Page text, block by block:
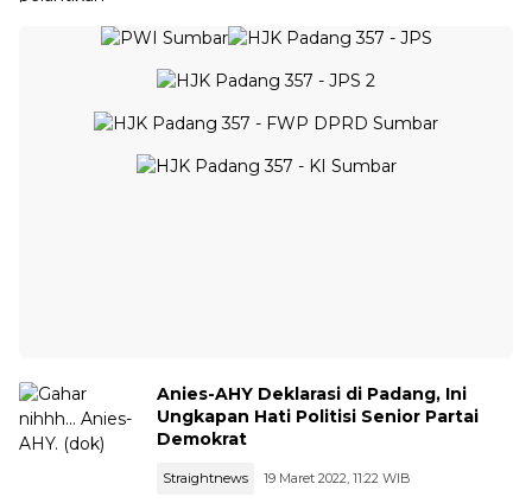
Anies-AHY Deklarasi di Padang, Ini
Ungkapan Hati Politisi Senior Partai
Demokrat
Straightnews 19 Maret 2022, 11:22 WIB